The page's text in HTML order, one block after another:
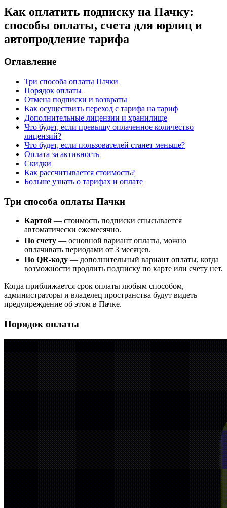
Как оплатить подписку на Пачку:
способы оплаты, счета для юрлиц и
автопродление тарифа
Оглавление
Три способа оплаты Пачки
Порядок оплаты
Отмена подписки и возвраты
Как осуществить переход с тарифа на тариф
Дополнительные лицензии и хранилище
Что будет, если превышу оплаченное количество
лицензий?
Что будет, если пользователей станет меньше?
Оплата за активность
Скидки
Как рассчитывается стоимость?
Больше узнать о тарифах и оплате
Три способа оплаты Пачки
Картой — стоимость подписки спысывается
автоматически ежемесячно.
По счету — основной вариант оплаты, можно
оплачивать периодами от 3 месяцев.
По QR-коду — дополнительный вариант оплаты, когда
возможности продлить подписку по карте или счету нет.
Когда приближается срок оплаты любым способом,
администраторы и владелец пространства будут видеть
предупреждение об этом в Пачке.
Порядок оплаты